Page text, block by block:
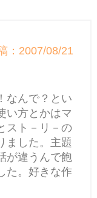
：2007/08/21
なんで？とい
い方とかはマ
スト－リ－の
ました。主題
が違うんで飽
た。好きな作